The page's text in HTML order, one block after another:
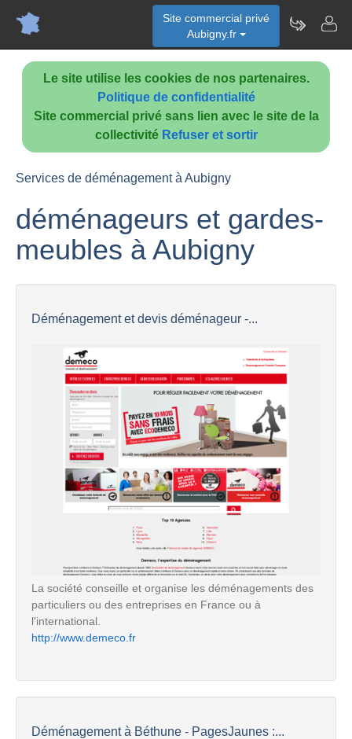
Le site utilise les cookies de nos partenaires.
Politique de confidentialité
Site commercial privé sans lien avec le site de la
collectivité Refuser et sortir
Site commercial privé
Aubigny.fr
Services de déménagement à Aubigny
déménageurs et gardes-
meubles à Aubigny
Déménagement et devis déménageur -...
La société conseille et organise les déménagements des
particuliers ou des entreprises en France ou à
l'international.
http://www.demeco.fr
Déménagement à Béthune - PagesJaunes :...